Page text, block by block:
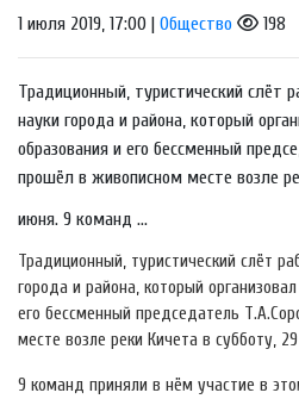
1 июля 2019, 17:00 | Общество 198
Традиционный, туристический слёт
науки города и района, который
образования и его бессменный
прошёл в живописном месте возле
июня. 9 команд ...
Традиционный, туристический слёт
города и района, который
его бессменный председатель
месте возле реки Кичета в субботу,
9 команд приняли в нём участие в